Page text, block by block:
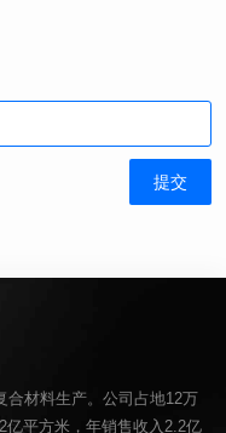
合材料生产。公司占地12万
平方米，年销售收入2.2亿